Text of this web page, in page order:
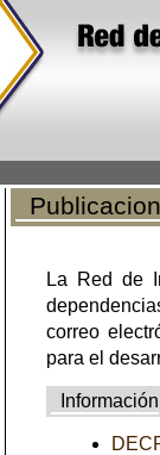
La Red de
correo
para el
Información